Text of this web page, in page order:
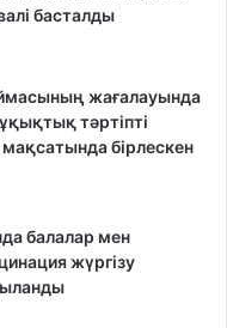
басталды
жағалауында
тәртіпті
бірлескен
балалар мен
жүргізу